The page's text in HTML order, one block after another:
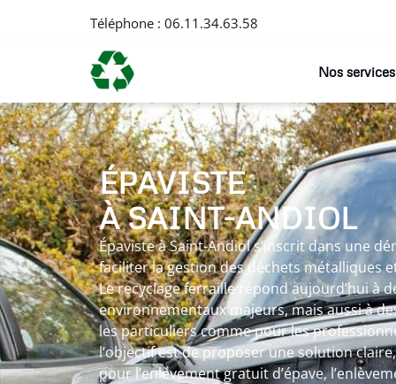
Téléphone : 06.11.34.63.58
Nos services
ÉPAVISTE
À SAINT-ANDIOL
Épaviste à Saint-Andiol s’inscrit dans une
faciliter la gestion des déchets métalliques
Le recyclage ferraille répond aujourd’hui à
environnementaux majeurs, mais aussi à
les particuliers comme pour les
l’objectif est de proposer une solution
pour l’enlèvement gratuit d’épave,